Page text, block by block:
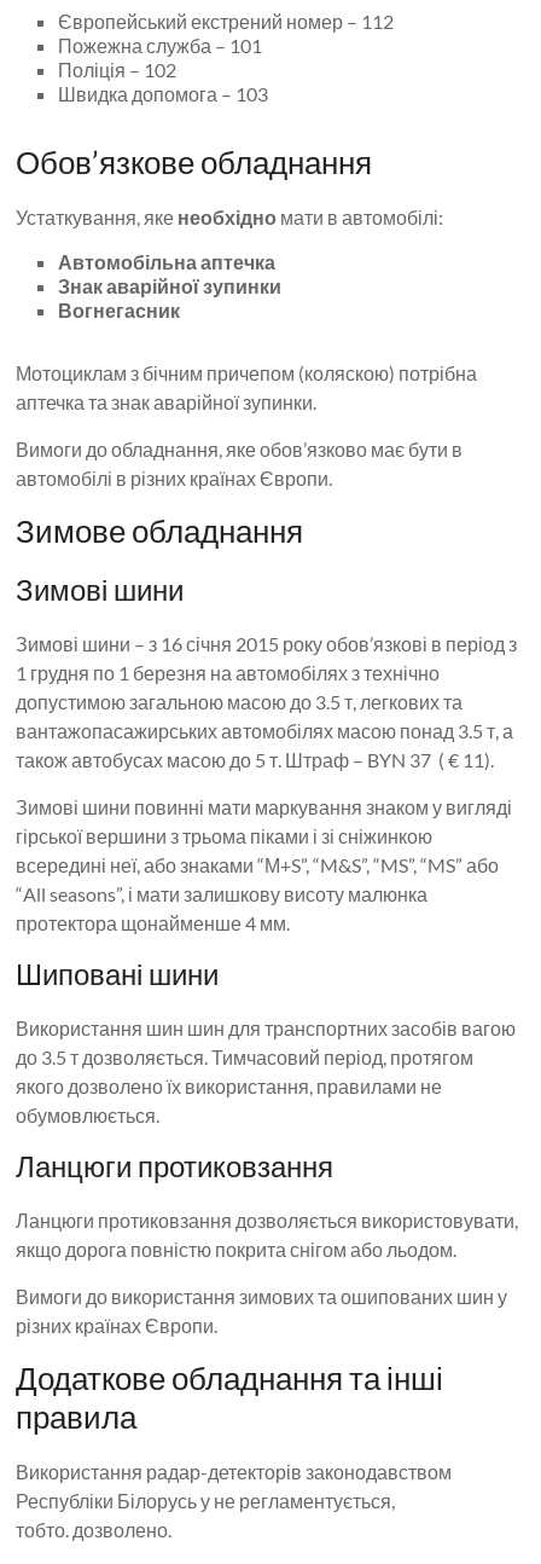
Європейський екстрений номер – 112
Пожежна служба – 101
Поліція – 102
Швидка допомога – 103
Обов’язкове обладнання
Устаткування, яке необхідно мати в автомобілі:
Автомобільна аптечка
Знак аварійної зупинки
Вогнегасник
Мотоциклам з бічним причепом (коляскою) потрібна
аптечка та знак аварійної зупинки.
Вимоги до обладнання, яке обов’язково має бути в
автомобілі в різних країнах Європи.
Зимове обладнання
Зимові шини
Зимові шини – з 16 січня 2015 року обов’язкові в період з
1 грудня по 1 березня на автомобілях з технічно
допустимою загальною масою до 3.5 т, легкових та
вантажопасажирських автомобілях масою понад 3.5 т, а
також автобусах масою до 5 т. Штраф – BYN 37 ( € 11).
Зимові шини повинні мати маркування знаком у вигляді
гірської вершини з трьома піками і зі сніжинкою
всередині неї, або знаками “М+S”, “M&S”, “MS”, “MS” або
“All seasons”, і мати залишкову висоту малюнка
протектора щонайменше 4 мм.
Шиповані шини
Використання шин шин для транспортних засобів вагою
до 3.5 т дозволяється. Тимчасовий період, протягом
якого дозволено їх використання, правилами не
обумовлюється.
Ланцюги протиковзання
Ланцюги протиковзання дозволяється використовувати,
якщо дорога повністю покрита снігом або льодом.
Вимоги до використання зимових та ошипованих шин у
різних країнах Європи.
Додаткове обладнання та інші
правила
Використання радар-детекторів законодавством
Республіки Білорусь у не регламентується,
тобто. дозволено.